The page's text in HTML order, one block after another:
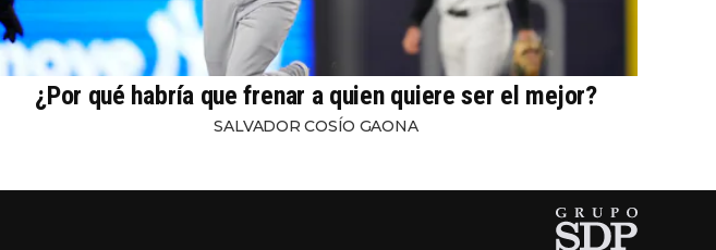
¿Por qué habría que frenar a quien quiere ser el mejor?
SALVADOR COSÍO GAONA